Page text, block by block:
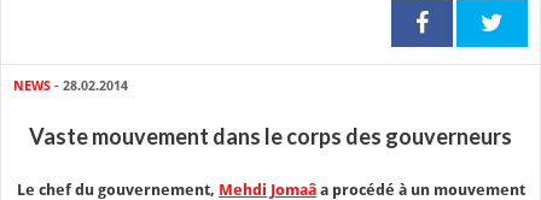
NEWS - 28.02.2014
Vaste mouvement dans le corps des gouverneurs
Le chef du gouvernement, Mehdi Jomaâ a procédé à un mouvement